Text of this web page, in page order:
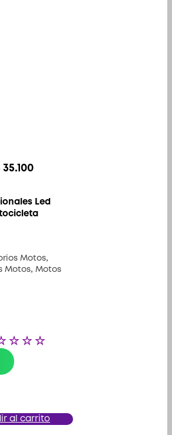
35.100
Led
Motos,
Motos, Motos
al carrito